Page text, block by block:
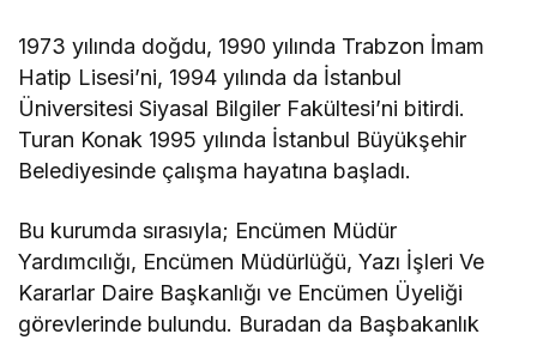
1973 yılında doğdu, 1990 yılında Trabzon İmam
Hatip Lisesi’ni, 1994 yılında da İstanbul
Üniversitesi Siyasal Bilgiler Fakültesi’ni bitirdi.
Turan Konak 1995 yılında İstanbul Büyükşehir
Belediyesinde çalışma hayatına başladı.
Bu kurumda sırasıyla; Encümen Müdür
Yardımcılığı, Encümen Müdürlüğü, Yazı İşleri Ve
Kararlar Daire Başkanlığı ve Encümen Üyeliği
görevlerinde bulundu. Buradan da Başbakanlık